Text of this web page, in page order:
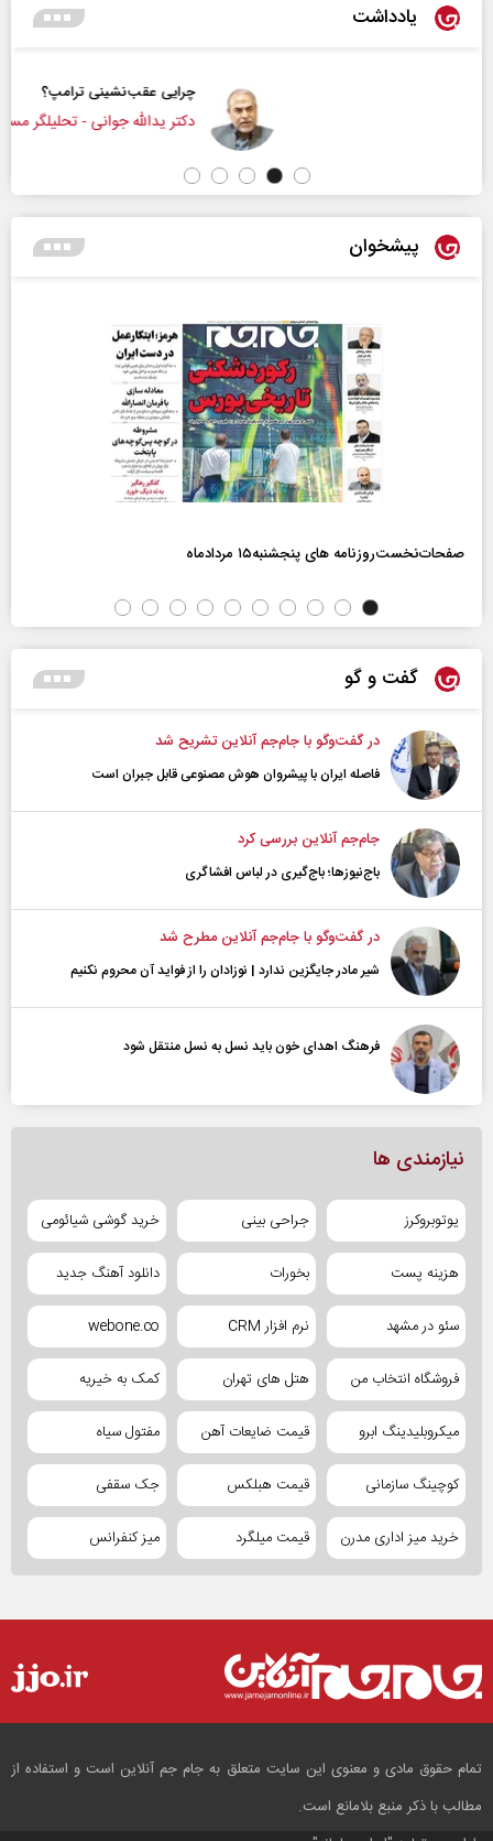
یادداشت
چرایی عقب‌نشینی ترامپ؟
دکتر یدالله جوانی - تحلیلگر مسائل سیاسی
پیشخوان
صفحات‌نخست‌روزنامه ها‌ی پنجشنبه‌۱۵ مردادماه
گفت و گو
در گفت‌و‌گو با جام‌جم آنلاین تشریح شد
فاصله ایران با پیشرو‌ان هوش مصنوعی قابل جبران است
جام‌جم آنلاین بررسی کرد
باج‌نیوزها؛ باج‌گیری در لباس افشاگری
در گفت‌و‌گو با جام‌جم آنلاین مطرح شد
شیر مادر جایگزین ندارد | نوزادان را از فواید آن محروم نکنیم
فرهنگ اهدای خون باید نسل به نسل منتقل شود
نیازمندی ها
یوتوبروکرز جراحی بینی خرید گوشی شیائومی
هزینه پست بخورات دانلود آهنگ جدید
سئو در مشهد نرم افزار CRM webone.co
فروشگاه انتخاب من هتل های تهران کمک به خیریه
میکروبلیدینگ ابرو قیمت ضایعات آهن مفتول سیاه
کوچینگ سازمانی قیمت هبلکس جک سقفی
خرید میز اداری مدرن قیمت میلگرد میز کنفرانس
تمام حقوق مادی و معنوی این سایت متعلق به جام جم آنلاین است و استفاده از
مطالب با ذکر منبع بلامانع است.